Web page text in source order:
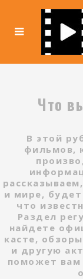
Что
В этой
фильмов,
и мире,
что
Раздел
найдете
касте,
и другую
поможет вам